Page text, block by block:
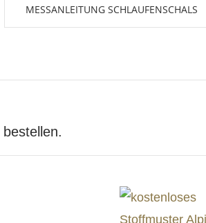
MESSANLEITUNG SCHLAUFENSCHALS
bestellen.